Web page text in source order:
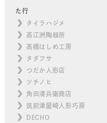
た行
タイラハジメ
高江洲陶器所
高橋はしめ工房
タダフサ
つだか人形店
ツチノヒ
角田清兵衛商店
筑前津屋崎人形巧房
DECHO